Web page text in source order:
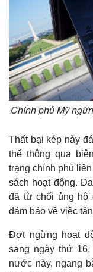
Chính phủ Mỹ
Thất bại kép này
thể thông qua
trạng chính phủ
sách hoạt động.
đã từ chối ủng hộ
đảm bảo về việc
Đợt ngừng hoạt
sang ngày thứ
nước này, ngang